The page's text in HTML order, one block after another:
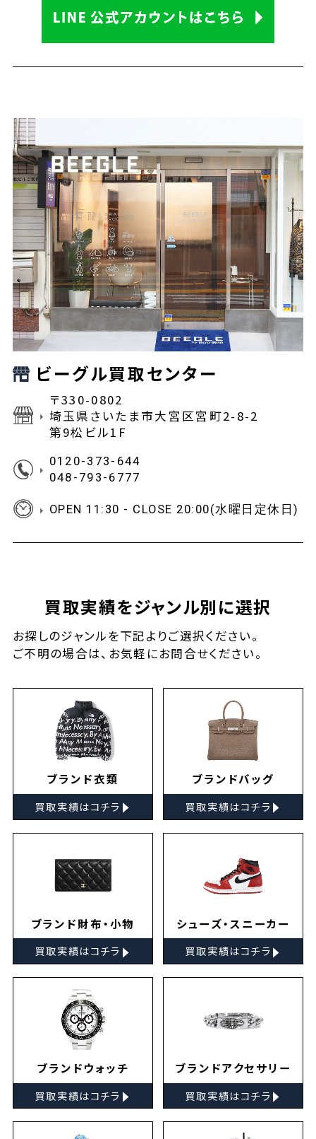
ビーグル買取センター
〒330-0802
埼玉県さいたま市大宮区宮町2-8-2
第9松ビル1F
0120-373-644
048-793-6777
OPEN 11:30 - CLOSE 20:00(水曜日定休日)
買取実績をジャンル別に選択
お探しのジャンルを下記よりご選択ください。
ご不明の場合は、お気軽にお問合せください。
ブランド衣類
買取実績はコチラ ▸
ブランドバッグ
買取実績はコチラ ▸
ブランド財布・小物
買取実績はコチラ ▸
シューズ・スニーカー
買取実績はコチラ ▸
ブランドウォッチ
買取実績はコチラ ▸
ブランドアクセサリー
買取実績はコチラ ▸